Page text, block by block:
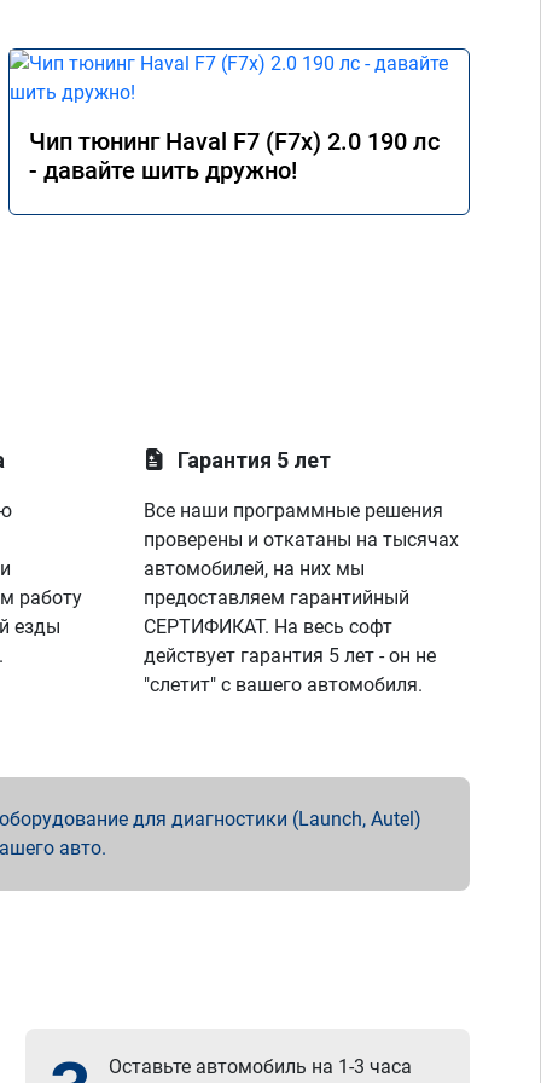
Чип тюнинг Haval F7 (F7x) 2.0 190 лс
- давайте шить дружно!
работу
езды
Гарантия 5 лет
Все наши программные решения
проверены и откатаны на тысячах
автомобилей, на них мы
предоставляем гарантийный
СЕРТИФИКАТ. На весь софт
действует гарантия 5 лет - он не
"слетит" с вашего автомобиля.
для диагностики (Launch, Autel)
авто.
Оставьте автомобиль на 1-3 часа